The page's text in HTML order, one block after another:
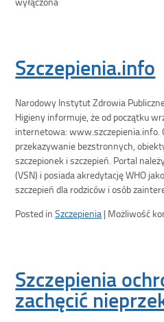
Szczepienia.info
Narodowy Instytut Zdrowia
Higieny informuje, że od początku
internetowa:
przekazywanie bezstronnych,
szczepionek i szczepień. Portal
(VSN) i posiada akredytację WHO
szczepień dla rodziców i osób
Posted in Szczepienia | Możliwość
Szczepienia
zachęcić